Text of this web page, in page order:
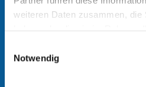
weiteren Daten zusammen, die
Notwendig
Rastatt